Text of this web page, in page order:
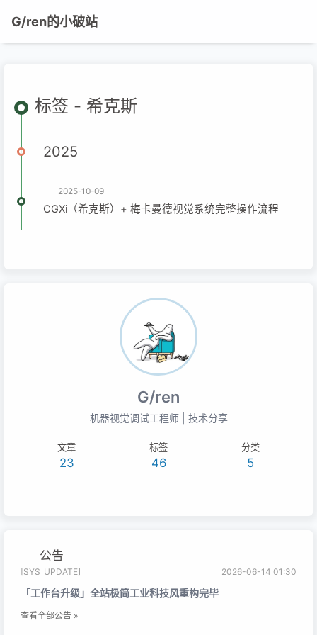
G/ren的小破站
标签 - 希克斯
2025
2025-10-09
CGXi（希克斯）+ 梅卡曼德视觉系统完整操作流程
G/ren
机器视觉调试工程师 | 技术分享
文章
23
标签
46
分类
5
公告
[SYS_UPDATE] 2026-06-14 01:30
「工作台升级」全站极简工业科技风重构完毕
查看全部公告 »